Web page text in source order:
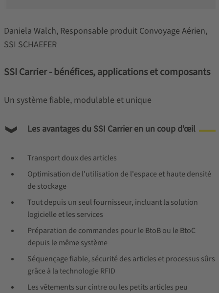
Daniela Walch, Responsable produit Convoyage Aérien,
SSI SCHAEFER
SSI Carrier - bénéfices, applications et composants
Un système fiable, modulable et unique
Les avantages du SSI Carrier en un coup d'œil
Transport doux des articles
Optimisation de l'utilisation de l'espace et haute densité
de stockage
Tout depuis un seul fournisseur, incluant la solution
logicielle et les services
Préparation de commandes pour le BtoB ou le BtoC
depuis le même système
Séquençage fiable, sécurité des articles et processus sûrs
grâce à la technologie RFID
Les vêtements sur cintre ou les petits articles peu